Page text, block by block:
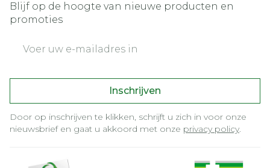
Blijf op de hoogte van nieuwe producten en
promoties
Inschrijven
Door op inschrijven te klikken, schrijft u zich in voor onze
nieuwsbrief en gaat u akkoord met onze privacy policy.